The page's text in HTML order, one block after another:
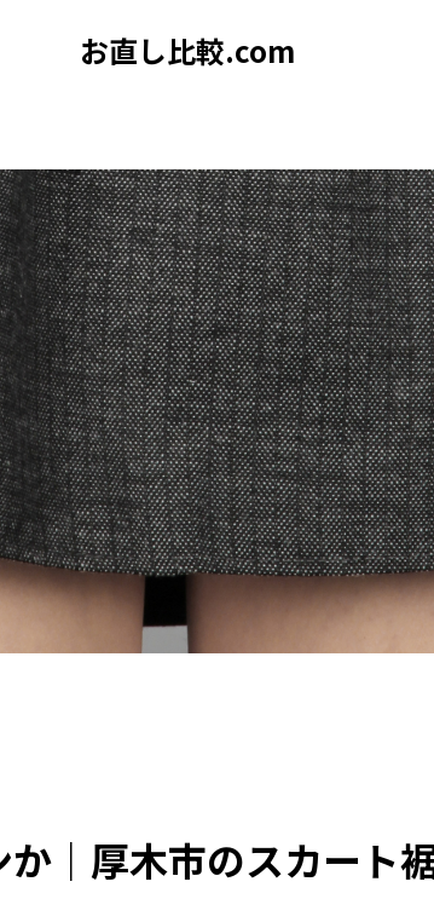
お直し比較.com
｜厚木市のスカート